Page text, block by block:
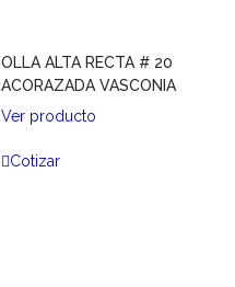
OLLA ALTA RECTA # 20
ACORAZADA VASCONIA
Ver producto
Cotizar